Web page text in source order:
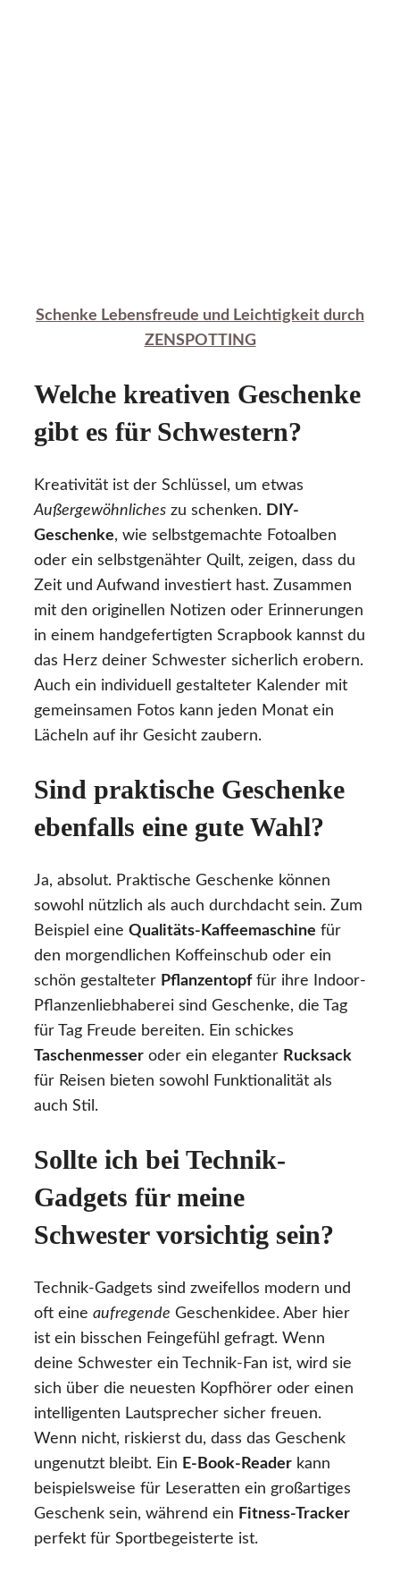
Schenke Lebensfreude und Leichtigkeit durch
ZENSPOTTING
Welche kreativen Geschenke
gibt es für Schwestern?
Kreativität ist der Schlüssel, um etwas
Außergewöhnliches zu schenken. DIY-
Geschenke, wie selbstgemachte Fotoalben
oder ein selbstgenähter Quilt, zeigen, dass du
Zeit und Aufwand investiert hast. Zusammen
mit den originellen Notizen oder Erinnerungen
in einem handgefertigten Scrapbook kannst du
das Herz deiner Schwester sicherlich erobern.
Auch ein individuell gestalteter Kalender mit
gemeinsamen Fotos kann jeden Monat ein
Lächeln auf ihr Gesicht zaubern.
Sind praktische Geschenke
ebenfalls eine gute Wahl?
Ja, absolut. Praktische Geschenke können
sowohl nützlich als auch durchdacht sein. Zum
Beispiel eine Qualitäts-Kaffeemaschine für
den morgendlichen Koffeinschub oder ein
schön gestalteter Pflanzentopffür ihre Indoor-
Pflanzenliebhaberei sind Geschenke, die Tag
für Tag Freude bereiten. Ein schickes
Taschenmesser oder ein eleganter Rucksack
für Reisen bieten sowohl Funktionalität als
auch Stil.
Sollte ich bei Technik-
Gadgets für meine
Schwester vorsichtig sein?
Technik-Gadgets sind zweifellos modern und
oft eine aufregende Geschenkidee. Aber hier
ist ein bisschen Feingefühl gefragt. Wenn
deine Schwester ein Technik-Fan ist, wird sie
sich über die neuesten Kopfhörer oder einen
intelligenten Lautsprecher sicher freuen.
Wenn nicht, riskierst du, dass das Geschenk
ungenutzt bleibt. Ein E-Book-Reader kann
beispielsweise für Leseratten ein großartiges
Geschenk sein, während ein Fitness-Tracker
perfekt für Sportbegeisterte ist.